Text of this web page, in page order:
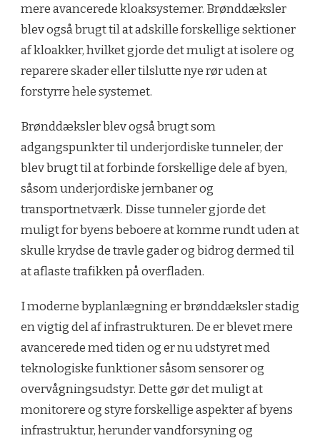
mere avancerede kloaksystemer. Brønddæksler
blev også brugt til at adskille forskellige sektioner
af kloakker, hvilket gjorde det muligt at isolere og
reparere skader eller tilslutte nye rør uden at
forstyrre hele systemet.
Brønddæksler blev også brugt som
adgangspunkter til underjordiske tunneler, der
blev brugt til at forbinde forskellige dele af byen,
såsom underjordiske jernbaner og
transportnetværk. Disse tunneler gjorde det
muligt for byens beboere at komme rundt uden at
skulle krydse de travle gader og bidrog dermed til
at aflaste trafikken på overfladen.
I moderne byplanlægning er brønddæksler stadig
en vigtig del af infrastrukturen. De er blevet mere
avancerede med tiden og er nu udstyret med
teknologiske funktioner såsom sensorer og
overvågningsudstyr. Dette gør det muligt at
monitorere og styre forskellige aspekter af byens
infrastruktur, herunder vandforsyning og